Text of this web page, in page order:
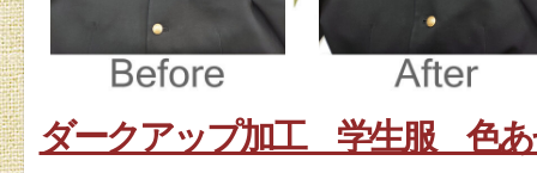
ダークアップ加工 学生服 色あ